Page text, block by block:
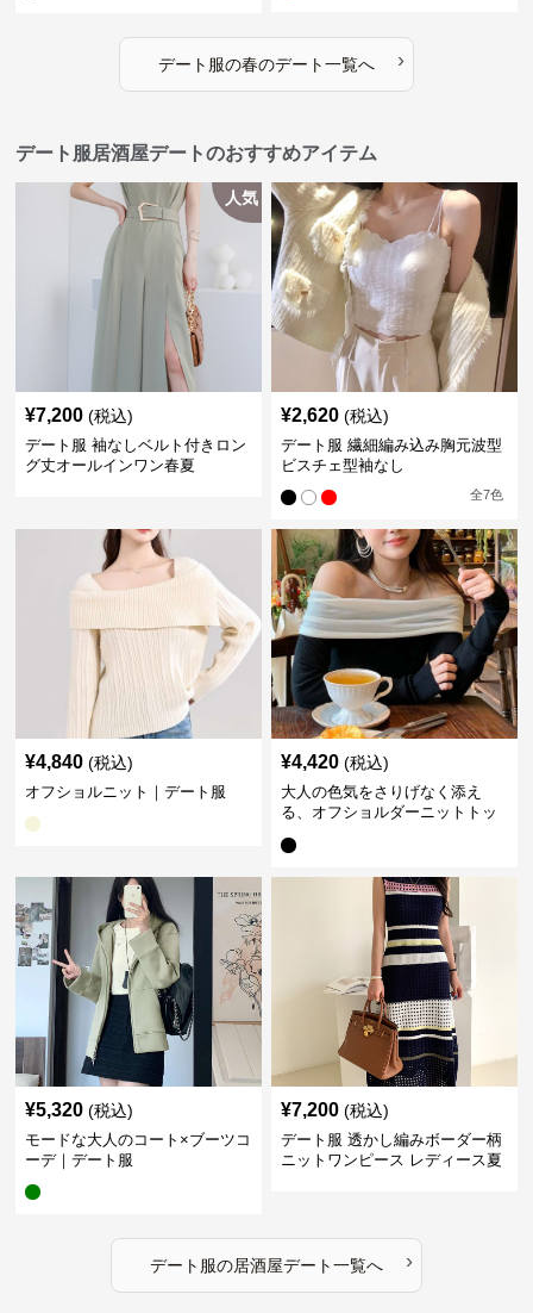
デート服の春のデート一覧へ ›
デート服居酒屋デートのおすすめアイテム
人気
¥7,200 (税込)
デート服 袖なしベルト付きロン
グ丈オールインワン春夏
¥2,620 (税込)
デート服 繊細編み込み胸元波型
ビスチェ型袖なし
全7色
¥4,840 (税込)
オフショルニット｜デート服
¥4,420 (税込)
大人の色気をさりげなく添え
る、オフショルダーニットトッ
¥5,320 (税込)
モードな大人のコート×ブーツコ
ーデ｜デート服
¥7,200 (税込)
デート服 透かし編みボーダー柄
ニットワンピース レディース夏
デート服の居酒屋デート一覧へ ›